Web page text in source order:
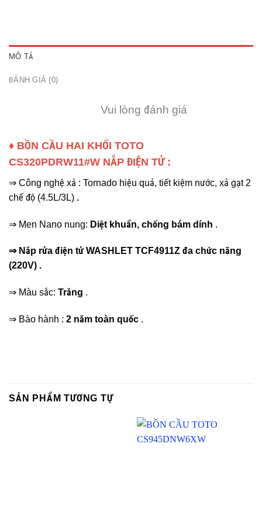
MÔ TẢ
ĐÁNH GIÁ (0)
Vui lòng đánh giá
♦ BỒN CẦU HAI KHỐI TOTO
CS320PDRW11#W NẮP ĐIỆN TỬ:
⇒ Công nghệ xả : Tornado hiệu quả, tiết kiệm nước, xả gạt 2
chế độ (4.5L/3L) .
⇒ Men Nano nung: Diệt khuẩn, chống bám dính .
⇒ Nắp rửa điện tử WASHLET TCF4911Z đa chức năng
(220V) .
⇒ Màu sắc: Trắng .
⇒ Bào hành : 2 năm toàn quốc .
SẢN PHẨM TƯƠNG TỰ